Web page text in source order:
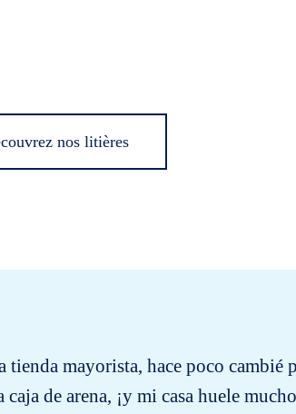
nos litières
tienda mayorista, hace poco cambié
de arena, ¡y mi casa huele